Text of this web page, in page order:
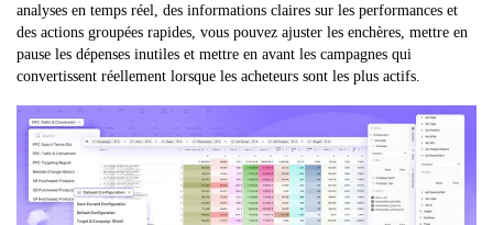
analyses en temps réel, des informations claires sur les performances et
des actions groupées rapides, vous pouvez ajuster les enchères, mettre en
pause les dépenses inutiles et mettre en avant les campagnes qui
convertissent réellement lorsque les acheteurs sont les plus actifs.